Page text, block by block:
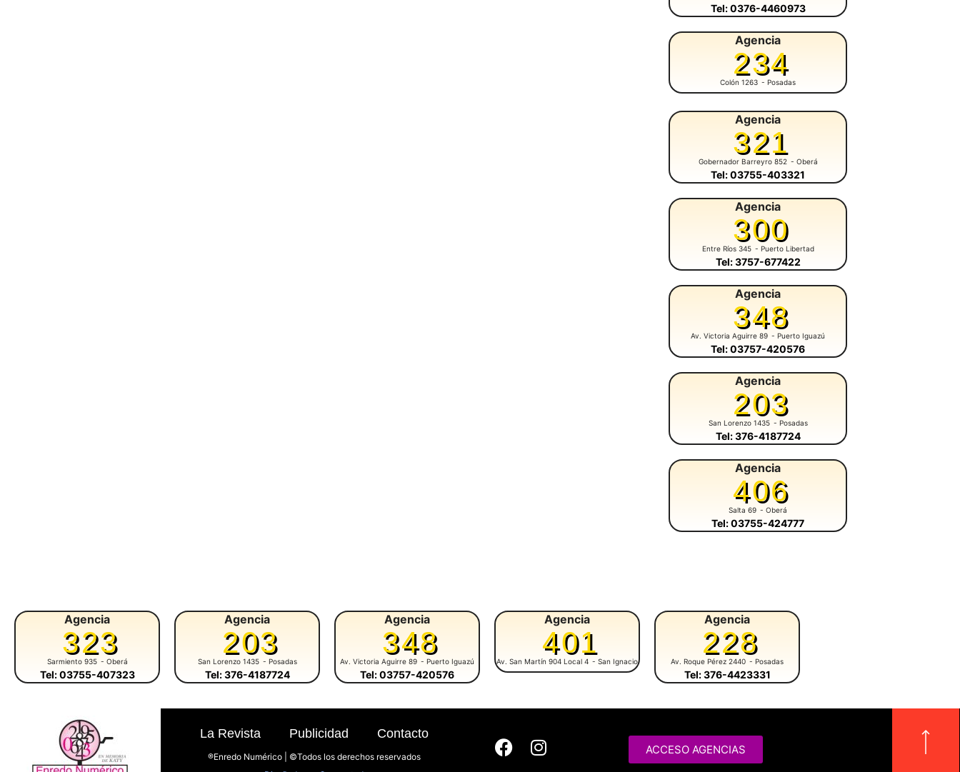
Tel: 0376-4460973
Agencia
234
Colón 1263 - Posadas
Agencia
321
Gobernador Barreyro 852 - Oberá
Tel: 03755-403321
Agencia
300
Entre Ríos 345 - Puerto Libertad
Tel: 3757-677422
Agencia
348
Av. Victoria Aguirre 89 - Puerto Iguazú
Tel: 03757-420576
Agencia
203
San Lorenzo 1435 - Posadas
Tel: 376-4187724
Agencia
406
Salta 69 - Oberá
Tel: 03755-424777
Agencia
323
Sarmiento 935 - Oberá
Tel: 03755-407323
Agencia
203
San Lorenzo 1435 - Posadas
Tel: 376-4187724
Agencia
348
Av. Victoria Aguirre 89 - Puerto Iguazú
Tel: 03757-420576
Agencia
401
Av. San Martín 904 Local 4 - San Ignacio
Agencia
228
Av. Roque Pérez 2440 - Posadas
Tel: 376-4423331
La Revista Publicidad Contacto
®Enredo Numérico | ©Todos los derechos reservados
ACCESO AGENCIAS